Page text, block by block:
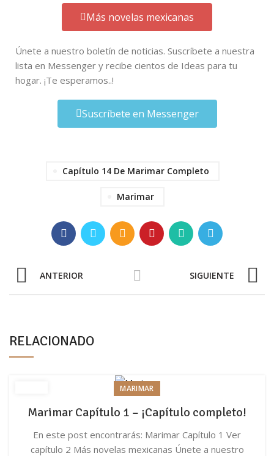
Más novelas mexicanas
Únete a nuestro boletín de noticias. Suscríbete a nuestra
lista en Messenger y recibe cientos de Ideas para tu
hogar. ¡Te esperamos..!
Suscríbete en Messenger
Capítulo 14 De Marimar Completo
Marimar
ANTERIOR SIGUIENTE
RELACIONADO
MARIMAR
Marimar Capítulo 1 – ¡Capítulo completo!
En este post encontrarás: Marimar Capítulo 1 Ver
capítulo 2 Más novelas mexicanas Únete a nuestro